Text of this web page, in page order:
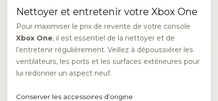
Nettoyer et entretenir votre Xbox One
Pour maximiser le prix de revente de votre console
Xbox One, il est essentiel de la nettoyer et de
l’entretenir régulièrement. Veillez à dépoussiérer les
ventilateurs, les ports et les surfaces extérieures pour
lui redonner un aspect neuf.
Conserver les accessoires d’origine